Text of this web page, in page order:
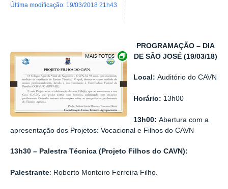
última modificação: 19/03/2018 21h43
Exibir carrossel de imagens
PROGRAMAÇÃO – DIA
DE SÃO JOSÉ (19/03/18)
Local:Auditório do CAVN
Horário: 13h00
13h00:Abertura com a
apresentação dos Projetos: Vocacional e Filhos do CAVN
13h30 – Palestra Técnica (Projeto Filhos do CAVN):
Palestrante: Roberto Monteiro Ferreira Filho.